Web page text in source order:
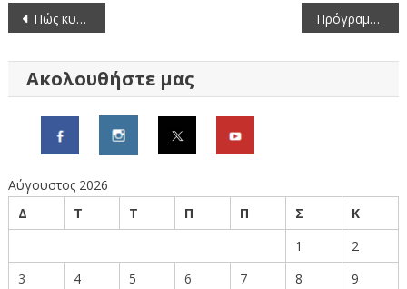
Πλοήγηση
Πώς κυμάνθηκαν οι τιμές κρεάτων και πουλερικών τον Δεκέμβριο (2025) Πρόγραμμα τέλεσης δοξολογίας για το νέο έτος 2026
Ακολουθήστε μας
Αύγουστος 2026
Δ
Τ Τ Π Π Σ
Κ
1
2
3
4 5 6 7 8
9